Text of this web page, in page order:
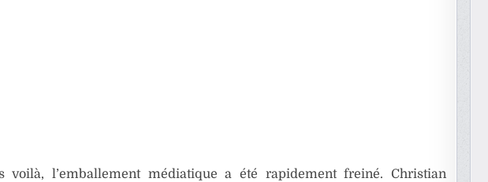
voilà, l’emballement médiatique a été rapidement freiné. Christian